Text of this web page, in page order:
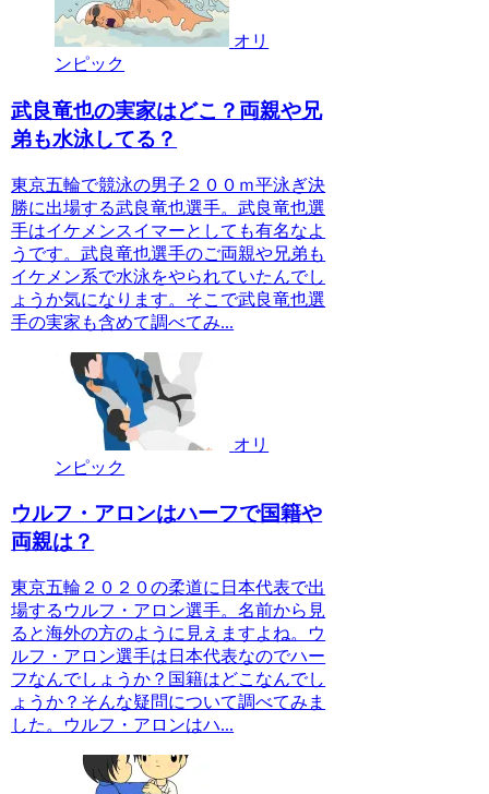
オリ
ンピック
武良竜也の実家はどこ？両親や兄
弟も水泳してる？
東京五輪で競泳の男子２００ｍ平泳ぎ決
勝に出場する武良竜也選手。武良竜也選
手はイケメンスイマーとしても有名なよ
うです。武良竜也選手のご両親や兄弟も
イケメン系で水泳をやられていたんでし
ょうか気になります。そこで武良竜也選
手の実家も含めて調べてみ...
オリ
ンピック
ウルフ・アロンはハーフで国籍や
両親は？
東京五輪２０２０の柔道に日本代表で出
場するウルフ・アロン選手。名前から見
ると海外の方のように見えますよね。ウ
ルフ・アロン選手は日本代表なのでハー
フなんでしょうか？国籍はどこなんでし
ょうか？そんな疑問について調べてみま
した。ウルフ・アロンはハ...